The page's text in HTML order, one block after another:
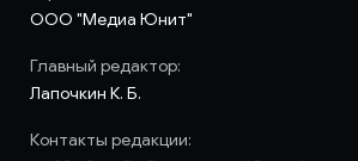
ООО "Медиа Юнит"
Главный редактор:
Лапочкин К. Б.
Контакты редакции: